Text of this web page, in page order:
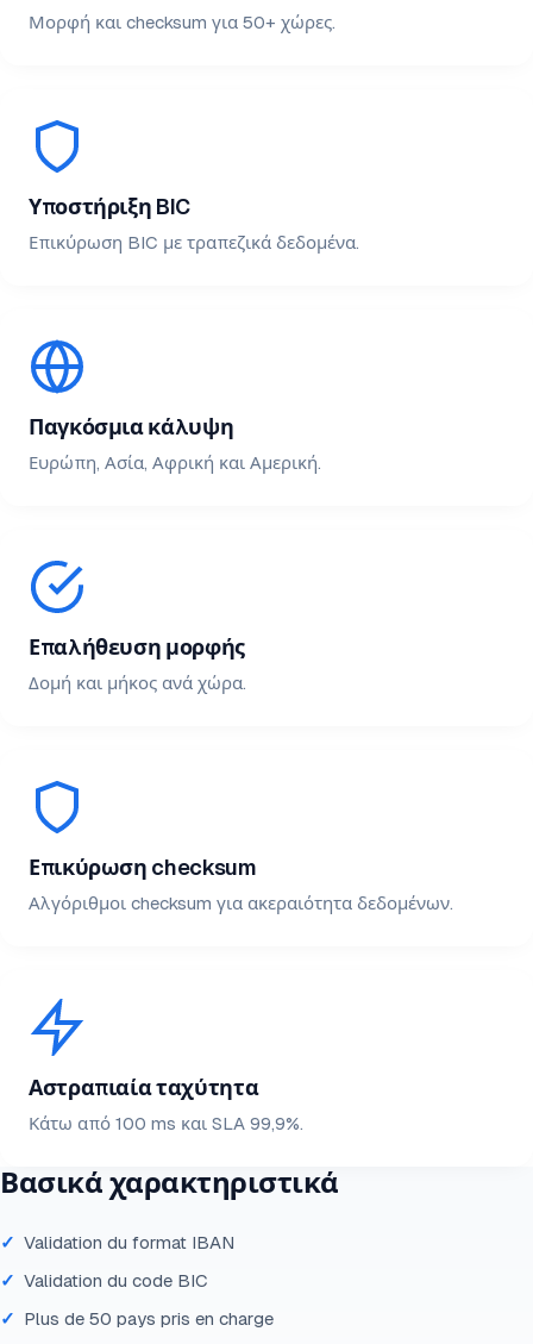
Μορφή και checksum για 50+ χώρες.
Υποστήριξη BIC
Επικύρωση BIC με τραπεζικά δεδομένα.
Παγκόσμια κάλυψη
Ευρώπη, Ασία, Αφρική και Αμερική.
Επαλήθευση μορφής
Δομή και μήκος ανά χώρα.
Επικύρωση checksum
Αλγόριθμοι checksum για ακεραιότητα δεδομένων.
Αστραπιαία ταχύτητα
Κάτω από 100 ms και SLA 99,9%.
Βασικά χαρακτηριστικά
Validation du format IBAN
Validation du code BIC
Plus de 50 pays pris en charge